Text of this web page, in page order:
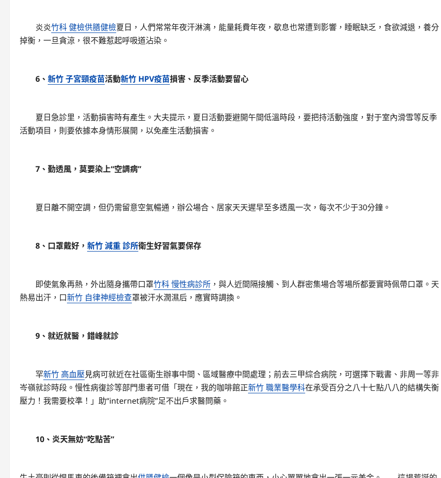
炎炎竹科 健檢供膳健檢夏日，人們常常年夜汗淋漓，能量耗費年夜，歇息也常遭到影響，睡眠缺乏，食欲減退，養分
掉衡，一旦貪涼，很不難惹起呼吸道沾染。
6、 新竹 子宮頸疫苗活動新竹 HPV疫苗損害、反季活動要留心
夏日急診里，活動損害時有產生。大夫提示，夏日活動要避開午間低溫時段，要把持活動強度，對于室內滑雪等反季
活動項目，則要依據本身情形展開，以免產生活動損害。
7、勤透風，莫要染上“空調病”
夏日離不開空調，但仍需留意空氣暢通，辦公場合、居家天天遲早至多透風一次，每次不少于30分鐘。
8、口罩戴好， 新竹 減重 診所衛生好習氣要保存
即使氣象再熱，外出隨身攜帶口罩竹科 慢性病診所 ，與人近間隔接觸、到人群密集場合等場所都要實時佩帶口罩。天
熱易出汗，口新竹 自律神經檢查罩被汗水潤濕后，應實時調換。
9、就近就醫，錯峰就診
罕新竹 高血壓見病可就近在社區衛生辦事中間、區域醫療中間處理；前去三甲綜合病院，可選擇下戰書、非周一等非
岑嶺就診時段。慢性病復診等部門患者可借「現在，我的咖啡館正新竹 職業醫學科在承受百分之八十七點八八的結構失衡
壓力！我需要校準！」助“internet病院”足不出戶求醫問藥。
10、炎天無妨“吃點苦”